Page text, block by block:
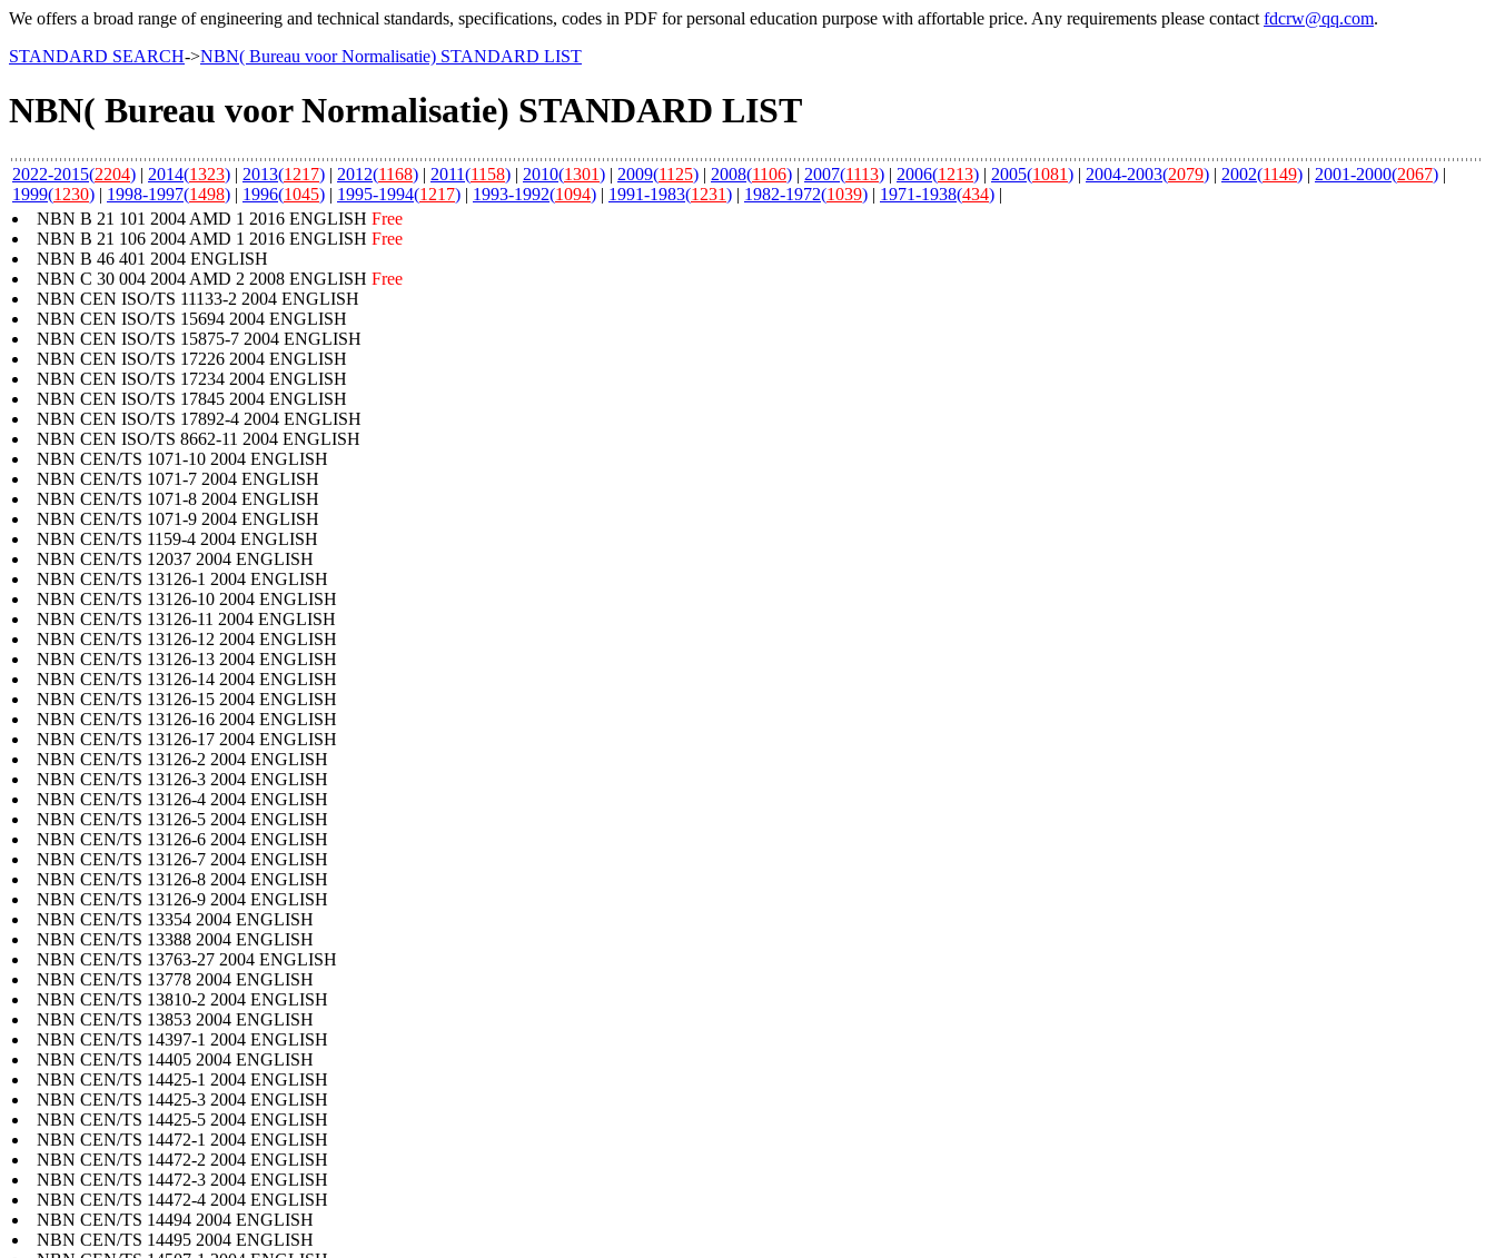
We offers a broad range of engineering and technical standards, specifications, codes in PDF for personal education purpose with affortable price. Any requirements please contact fdcrw@qq.com.
STANDARD SEARCH->NBN( Bureau voor Normalisatie) STANDARD LIST
NBN( Bureau voor Normalisatie) STANDARD LIST
2022-2015(2204) | 2014(1323) | 2013(1217) | 2012(1168) | 2011(1158) | 2010(1301) | 2009(1125) | 2008(1106) | 2007(1113) | 2006(1213) | 2005(1081) | 2004-2003(2079) | 2002(1149) | 2001-2000(2067) |
1999(1230) | 1998-1997(1498) | 1996(1045) | 1995-1994(1217) | 1993-1992(1094) | 1991-1983(1231) | 1982-1972(1039) | 1971-1938(434) |
NBN B 21 101 2004 AMD 1 2016 ENGLISH Free
NBN B 21 106 2004 AMD 1 2016 ENGLISH Free
NBN B 46 401 2004 ENGLISH
NBN C 30 004 2004 AMD 2 2008 ENGLISH Free
NBN CEN ISO/TS 11133-2 2004 ENGLISH
NBN CEN ISO/TS 15694 2004 ENGLISH
NBN CEN ISO/TS 15875-7 2004 ENGLISH
NBN CEN ISO/TS 17226 2004 ENGLISH
NBN CEN ISO/TS 17234 2004 ENGLISH
NBN CEN ISO/TS 17845 2004 ENGLISH
NBN CEN ISO/TS 17892-4 2004 ENGLISH
NBN CEN ISO/TS 8662-11 2004 ENGLISH
NBN CEN/TS 1071-10 2004 ENGLISH
NBN CEN/TS 1071-7 2004 ENGLISH
NBN CEN/TS 1071-8 2004 ENGLISH
NBN CEN/TS 1071-9 2004 ENGLISH
NBN CEN/TS 1159-4 2004 ENGLISH
NBN CEN/TS 12037 2004 ENGLISH
NBN CEN/TS 13126-1 2004 ENGLISH
NBN CEN/TS 13126-10 2004 ENGLISH
NBN CEN/TS 13126-11 2004 ENGLISH
NBN CEN/TS 13126-12 2004 ENGLISH
NBN CEN/TS 13126-13 2004 ENGLISH
NBN CEN/TS 13126-14 2004 ENGLISH
NBN CEN/TS 13126-15 2004 ENGLISH
NBN CEN/TS 13126-16 2004 ENGLISH
NBN CEN/TS 13126-17 2004 ENGLISH
NBN CEN/TS 13126-2 2004 ENGLISH
NBN CEN/TS 13126-3 2004 ENGLISH
NBN CEN/TS 13126-4 2004 ENGLISH
NBN CEN/TS 13126-5 2004 ENGLISH
NBN CEN/TS 13126-6 2004 ENGLISH
NBN CEN/TS 13126-7 2004 ENGLISH
NBN CEN/TS 13126-8 2004 ENGLISH
NBN CEN/TS 13126-9 2004 ENGLISH
NBN CEN/TS 13354 2004 ENGLISH
NBN CEN/TS 13388 2004 ENGLISH
NBN CEN/TS 13763-27 2004 ENGLISH
NBN CEN/TS 13778 2004 ENGLISH
NBN CEN/TS 13810-2 2004 ENGLISH
NBN CEN/TS 13853 2004 ENGLISH
NBN CEN/TS 14397-1 2004 ENGLISH
NBN CEN/TS 14405 2004 ENGLISH
NBN CEN/TS 14425-1 2004 ENGLISH
NBN CEN/TS 14425-3 2004 ENGLISH
NBN CEN/TS 14425-5 2004 ENGLISH
NBN CEN/TS 14472-1 2004 ENGLISH
NBN CEN/TS 14472-2 2004 ENGLISH
NBN CEN/TS 14472-3 2004 ENGLISH
NBN CEN/TS 14472-4 2004 ENGLISH
NBN CEN/TS 14494 2004 ENGLISH
NBN CEN/TS 14495 2004 ENGLISH